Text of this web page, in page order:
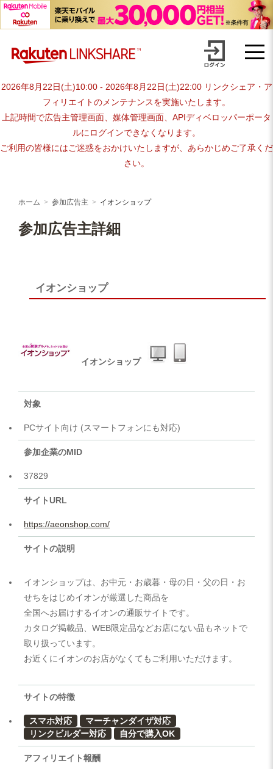
advertiser-html
2026年8月22日(土)10:00 - 2026年8月22日(土)22:00 リンクシェア・ア
フィリエイトのメンテナンスを実施いたします。
上記時間で広告主管理画面、媒体管理画面、APIディベロッパーポータ
ルにログインできなくなります。
ご利用の皆様にはご迷惑をおかけいたしますが、あらかじめご了承くだ
さい。
ホーム 参加広告主 イオンショップ
参加広告主詳細
イオンショップ
イオンショップ
対象
PCサイト向け (スマートフォンにも対応)
参加企業のMID
37829
サイトURL
https://aeonshop.com/
サイトの説明
イオンショップは、お中元・お歳暮・母の日・父の日・お
せちをはじめイオンが厳選した商品を
全国へお届けするイオンの通販サイトです。
カタログ掲載品、WEB限定品などお店にない品もネットで
取り扱っています。
お近くにイオンのお店がなくてもご利用いただけます。
サイトの特徴
スマホ対応
マーチャンダイザ対応
リンクビルダー対応
自分で購入OK
アフィリエイト報酬